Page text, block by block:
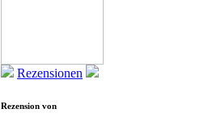
Rezensionen
Rezension von